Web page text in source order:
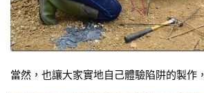
當然，也讓大家實地自己體驗陷阱的製作，